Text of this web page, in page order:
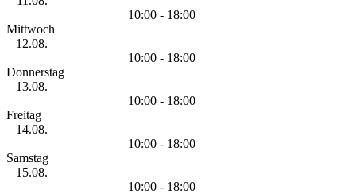
10:00 - 18:00
Mittwoch
12.08.
10:00 - 18:00
Donnerstag
13.08.
10:00 - 18:00
Freitag
14.08.
10:00 - 18:00
Samstag
15.08.
10:00 - 18:00